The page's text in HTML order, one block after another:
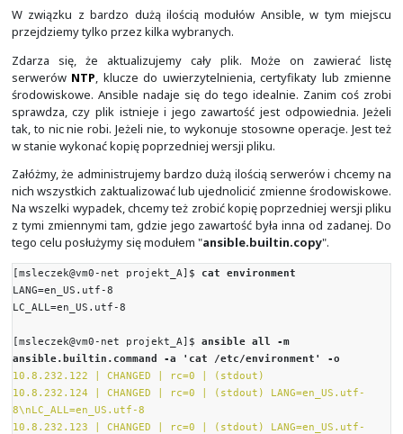
config file = /home/msleczek/.ansible.cfg
[msleczek@vm0-net ~]$ansible 10.8.232.124 -a
projekt_A/inventory
10.8.232.124 | UNREACHABLE! => {
"changed": false,
"msg": "Failed to connect to the host via
msleczek@10.8.232.124 : Permission denied
"unreachable": true
}
[msleczek@vm0-net ~]$
Powyżej widać błąd, gdyż domyślnie Ansible stara się
logowania do zdalnego hosta nazwy użytkownika, który
polecenie. Wcześniej w tym celu korzystaliśmy
"ansible" ręcznie, za pomocą opcji "-u" lub "
nadrzędny priorytet.
[msleczek@vm0-net ~]$
projekt_A/inventory -u ansible